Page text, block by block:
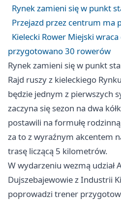
Rynek zamieni się w punkt
Przejazd przez centrum ma
Kielecki Rower Miejski
przygotowano 30 rowerów
Rynek zamieni się w punkt
Rajd ruszy z kieleckiego
będzie jednym z pierwszych
zaczyna się sezon na dwa
postawili na formułę
za to z wyraźnym akcentem
trasę liczącą 5 kilometrów.
W wydarzeniu wezmą udział
Dujszebajewowie z Industrii
poprowadzi trener